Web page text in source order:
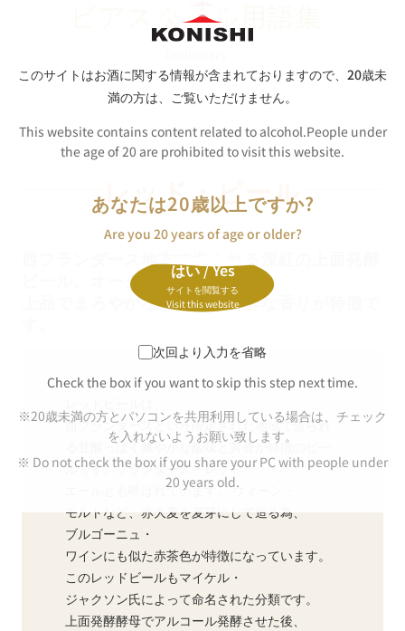
このサイトはお酒に関する情報が含まれておりますので、 20歳未
満の方は、ご覧いただけません。
This website contains content related to alcohol.People under
the age of 20 are prohibited to visit this website.
あなたは20歳以上ですか?
Are you 20 years of age or older?
はい / Yes
サイトを閲覧する
Visit this website
次回より入力を省略
Check the box if you want to skip this step next time.
※20歳未満の方とパソコンを共用利用している場合は、チェック
を入れないようお願い致します。
※ Do not check the box if you share your PC with people under
20 years old.
ビアスタイル用語集
レッド・ビール
西フランダース地方で造られる深紅の上面発酵
ビール。オーク樽で熟成させた、
上品でまろやかな味わいと芳醇な香りが特徴で
西フランダースという限定された地域で造られ
る甘酸っぱく爽やかな酸味と芳香が特徴のビー
ルです。フランダース・レッド・
エールとも呼ばれています。 ウィーン・
モルトなど、赤大麦を麦芽にして造る為、
ブルゴーニュ・
ワインにも似た赤茶色が特徴になっています。
このレッドビールもマイケル・
ジャクソン氏によって命名された分類です。
上面発酵酵母でアルコール発酵させた後、